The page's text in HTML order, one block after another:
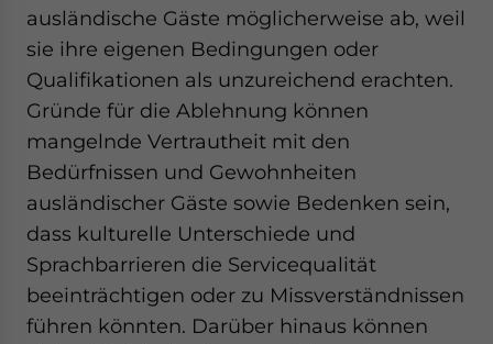
ausländische Gäste möglicherweise ab, weil
sie ihre eigenen Bedingungen oder
Qualifikationen als unzureichend erachten.
Gründe für die Ablehnung können
mangelnde Vertrautheit mit den
Bedürfnissen und Gewohnheiten
ausländischer Gäste sowie Bedenken sein,
dass kulturelle Unterschiede und
Sprachbarrieren die Servicequalität
beeinträchtigen oder zu Missverständnissen
führen könnten. Darüber hinaus können